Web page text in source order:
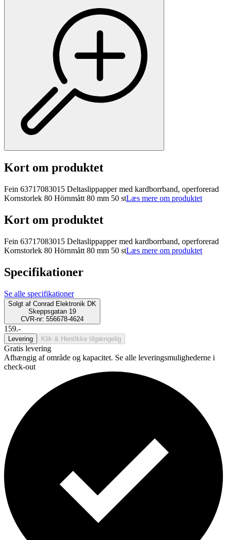
Kort om produktet
Fein 63717083015 Deltaslippapper med kardborrband, operforerad
Kornstorlek 80 Hörnmått 80 mm 50 stLæs mere om produktet
Kort om produktet
Fein 63717083015 Deltaslippapper med kardborrband, operforerad
Kornstorlek 80 Hörnmått 80 mm 50 stLæs mere om produktet
Specifikationer
Se alle specifikationer
Solgt af Conrad Elektronik DK
Skeppsgatan 19
CVR-nr: 556678-4624
159.-
Levering Klik & Hent Ikke tilgængelig
Gratis levering
Afhængig af område og kapacitet. Se alle leveringsmulighederne i
check-out